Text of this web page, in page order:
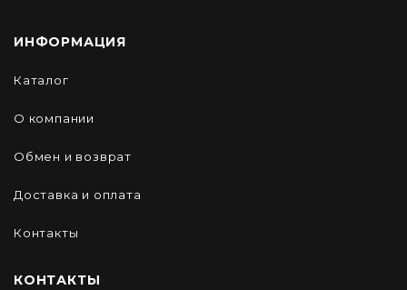
ИНФОРМАЦИЯ
Каталог
О компании
Обмен и возврат
Доставка и оплата
Контакты
КОНТАКТЫ